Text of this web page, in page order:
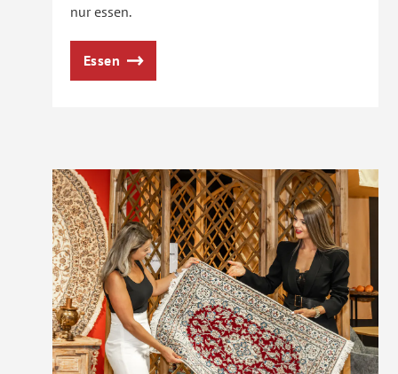
nur essen.
Essen